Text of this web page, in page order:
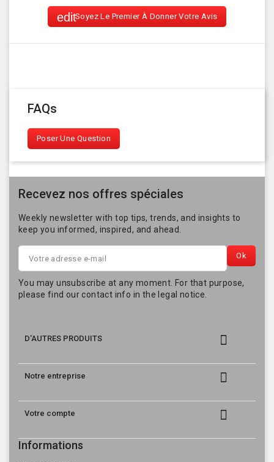
Soyez Le Premier À Donner Votre Avis
FAQs
Poser Une Question
Recevez nos offres spéciales
Weekly newsletter with top tips, trends, and insights to
keep you informed, inspired, and ahead.
You may unsubscribe at any moment. For that purpose,
please find our contact info in the legal notice.
D'AUTRES PRODUITS 
Notre entreprise 
Votre compte 
Informations